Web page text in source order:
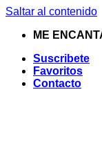
Saltar al contenido
ME
Suscribete
Favoritos
Contacto